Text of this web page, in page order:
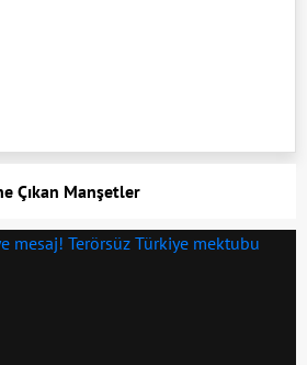
Çıkan Manşetler